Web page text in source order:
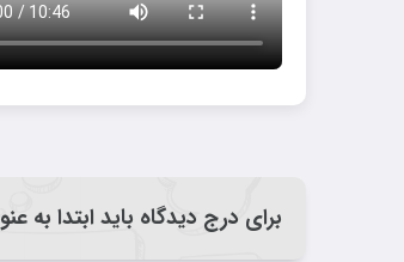
برای درج دیدگاه باید ابتدا به